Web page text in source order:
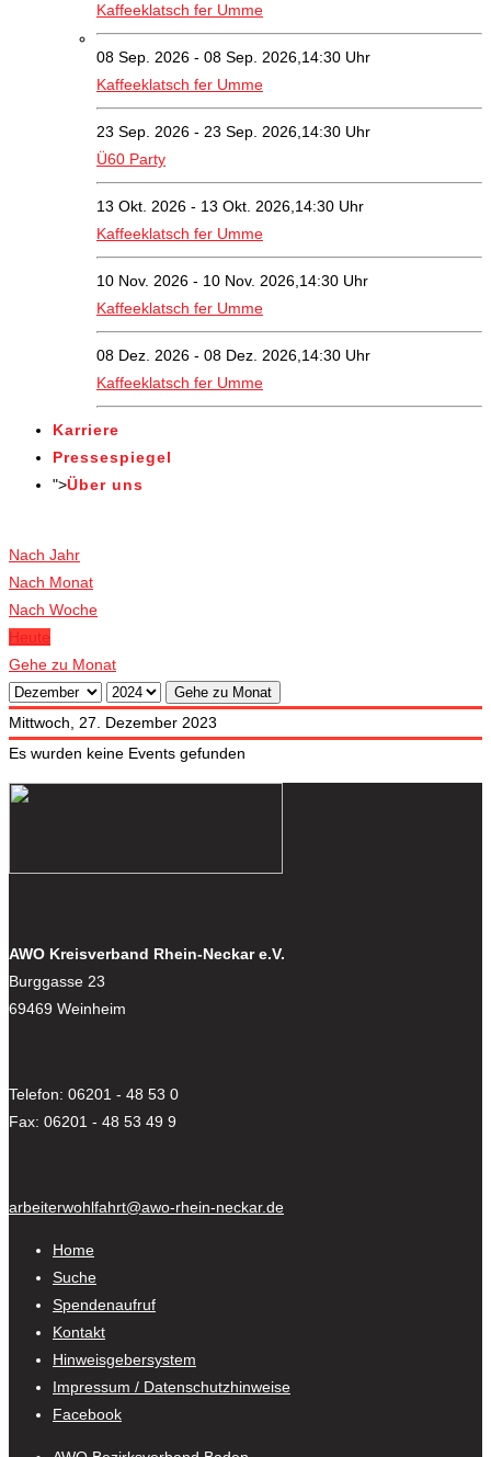
Kaffeeklatsch fer Umme
08 Sep. 2026 - 08 Sep. 2026,14:30 Uhr
Kaffeeklatsch fer Umme
23 Sep. 2026 - 23 Sep. 2026,14:30 Uhr
Ü60 Party
13 Okt. 2026 - 13 Okt. 2026,14:30 Uhr
Kaffeeklatsch fer Umme
10 Nov. 2026 - 10 Nov. 2026,14:30 Uhr
Kaffeeklatsch fer Umme
08 Dez. 2026 - 08 Dez. 2026,14:30 Uhr
Kaffeeklatsch fer Umme
Karriere
Pressespiegel
">Über uns
Nach Jahr
Nach Monat
Nach Woche
Heute
Gehe zu Monat
Gehe zu Monat
Mittwoch, 27. Dezember 2023
Es wurden keine Events gefunden
AWO Kreisverband Rhein-Neckar e.V.
Burggasse 23
69469 Weinheim
Telefon: 06201 - 48 53 0
Fax: 06201 - 48 53 49 9
arbeiterwohlfahrt@awo-rhein-neckar.de
Home
Suche
Spendenaufruf
Kontakt
Hinweisgebersystem
Impressum / Datenschutzhinweise
Facebook